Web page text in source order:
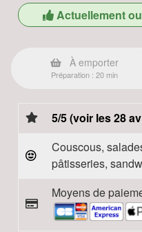
Actuellement
À emporter
Préparation : 20 min
5/5 (voir les 28
Couscous,
pâtisseries,
Moyens de